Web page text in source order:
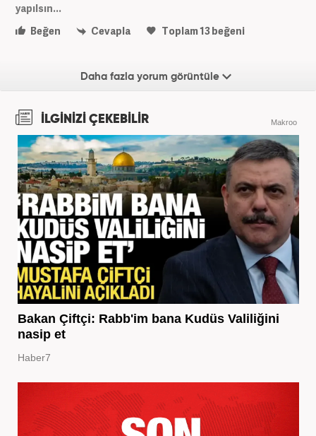
yapılsın...
Beğen
Cevapla Toplam13beğeni
Daha fazla yorum görüntüle
İLGİNİZİ ÇEKEBİLİR Makroo
Bakan Çiftçi: Rabb'im bana Kudüs Valiliğini
nasip et
Haber7